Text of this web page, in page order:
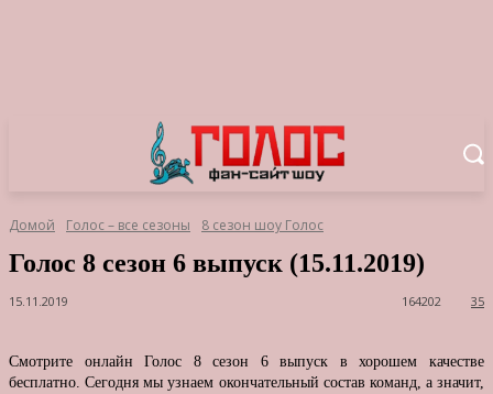
Домой Голос – все сезоны 8 сезон шоу Голос
Голос 8 сезон 6 выпуск (15.11.2019)
15.11.2019 35
164202
Смотрите онлайн Голос 8 сезон 6 выпуск в хорошем качестве
бесплатно. Сегодня мы узнаем окончательный состав команд, а значит,